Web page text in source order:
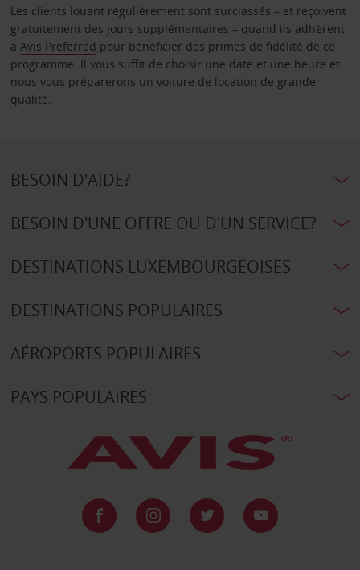
Les clients louant régulièrement sont surclassés – et reçoivent
gratuitement des jours supplémentaires – quand ils adhèrent
à Avis Preferred pour bénéficier des primes de fidélité de ce
programme. Il vous suffit de choisir une date et une heure et
nous vous préparerons un voiture de location de grande
qualité.
BESOIN D'AIDE?
BESOIN D'UNE OFFRE OU D'UN SERVICE?
DESTINATIONS LUXEMBOURGEOISES
DESTINATIONS POPULAIRES
AÉROPORTS POPULAIRES
PAYS POPULAIRES